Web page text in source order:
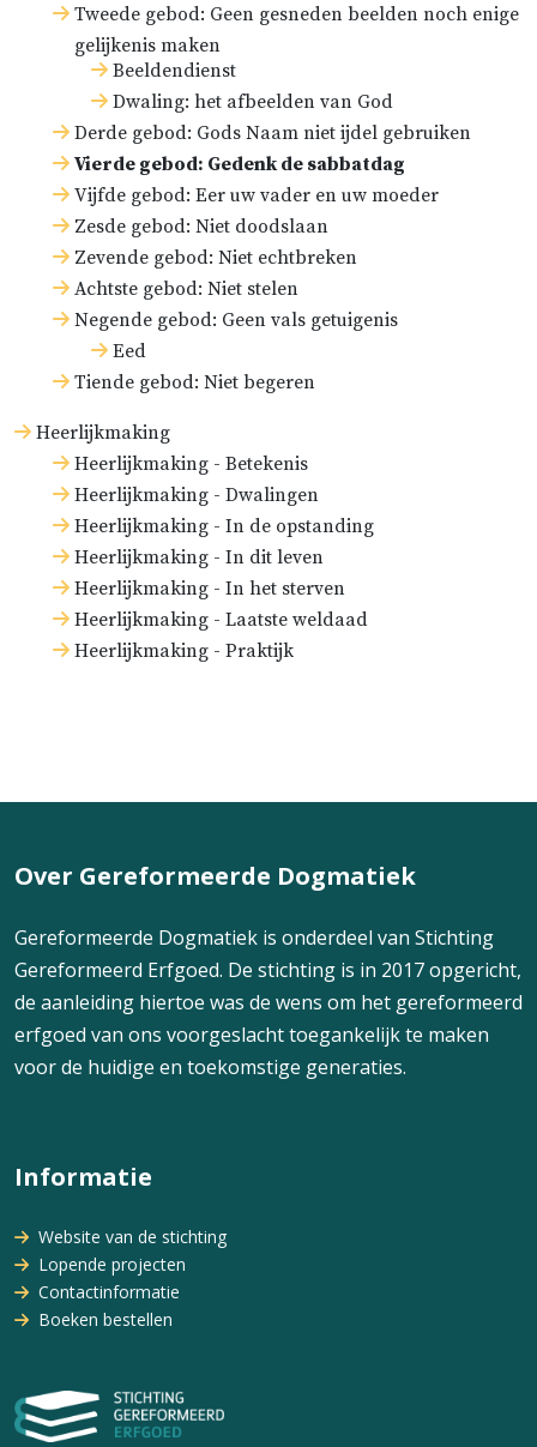
Tweede gebod: Geen gesneden beelden noch enige
gelijkenis maken
Beeldendienst
Dwaling: het afbeelden van God
Derde gebod: Gods Naam niet ijdel gebruiken
Vierde gebod: Gedenk de sabbatdag
Vijfde gebod: Eer uw vader en uw moeder
Zesde gebod: Niet doodslaan
Zevende gebod: Niet echtbreken
Achtste gebod: Niet stelen
Negende gebod: Geen vals getuigenis
Eed
Tiende gebod: Niet begeren
Heerlijkmaking
Heerlijkmaking - Betekenis
Heerlijkmaking - Dwalingen
Heerlijkmaking - In de opstanding
Heerlijkmaking - In dit leven
Heerlijkmaking - In het sterven
Heerlijkmaking - Laatste weldaad
Heerlijkmaking - Praktijk
Over Gereformeerde Dogmatiek
Gereformeerde Dogmatiek is onderdeel van Stichting
Gereformeerd Erfgoed. De stichting is in 2017 opgericht,
de aanleiding hiertoe was de wens om het gereformeerd
erfgoed van ons voorgeslacht toegankelijk te maken
voor de huidige en toekomstige generaties.
Informatie
Website van de stichting
Lopende projecten
Contactinformatie
Boeken bestellen